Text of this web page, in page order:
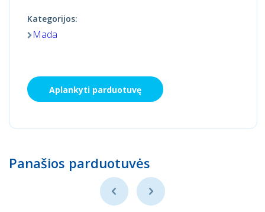
Kategorijos:
Mada
Aplankyti parduotuvę
Panašios parduotuvės